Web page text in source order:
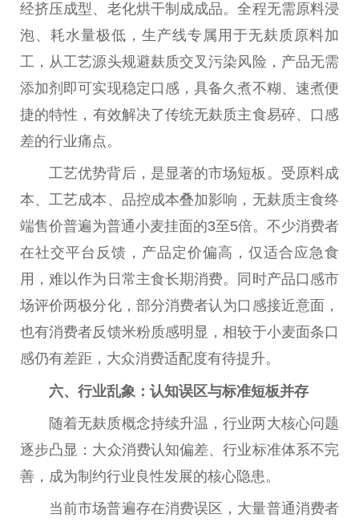
经挤压成型、老化烘干制成成品。全程无需原料浸
泡、耗水量极低，生产线专属用于无麸质原料加
工，从工艺源头规避麸质交叉污染风险，产品无需
添加剂即可实现稳定口感，具备久煮不糊、速煮便
捷的特性 ，有效解决了传统无麸质主食易碎、口感
差的行业痛点。
工艺优势背后，是显著的市场短板。受原料成
本、工艺成本、品控成本叠加影响，无麸质主食终
端售价普遍为普通小麦挂面的3至5倍。不少消费者
在社交平台 反馈，产品定价偏高，仅适合应急食
用，难以作为日常主食长期消费。同时产品口感市
场评价两极分化，部分消费者认为口感接近意面，
也有消费者反馈米粉质感明显，相较于小麦面条口
感仍有差距，大众消费适配度有待提升。
六、行业乱象：认知误区与标准短板并存
随着无麸质概念持续升温，行业两大核心问题
逐步凸显：大众消费认知偏差、行业标准体系不完
善，成为制约行业良性发展的核心隐患。
当前市场普遍存在消费误区，大量普通消费者